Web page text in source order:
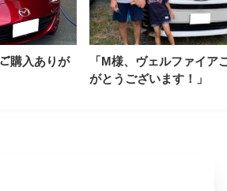
購入ありが
「M様、ヴェルファイア
がとうございます！」